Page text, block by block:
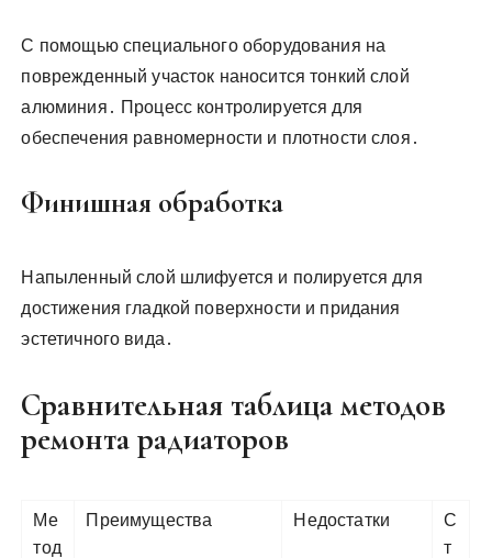
С помощью специального оборудования на
поврежденный участок наносится тонкий слой
алюминия․ Процесс контролируется для
обеспечения равномерности и плотности слоя․
Финишная обработка
Напыленный слой шлифуется и полируется для
достижения гладкой поверхности и придания
эстетичного вида․
Сравнительная таблица методов
ремонта радиаторов
Ме
тод
Преимущества Недостатки
С
т